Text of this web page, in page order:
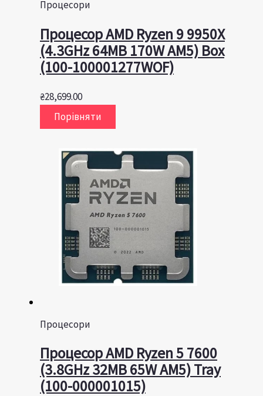
Процесори
Процесор AMD Ryzen 9 9950X
(4.3GHz 64MB 170W AM5) Box
(100-100001277WOF)
₴28,699.00
Порівняти
Процесори
Процесор AMD Ryzen 5 7600
(3.8GHz 32MB 65W AM5) Tray
(100-000001015)